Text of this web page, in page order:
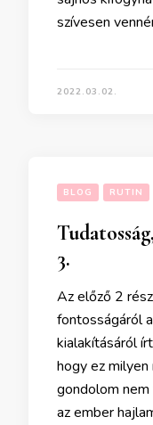
szívesen
2022.03.02.
BLOG RUTIN
3.
Az előző 2
fontosságáról
kialakításáról
hogy ez
gondolom
az ember